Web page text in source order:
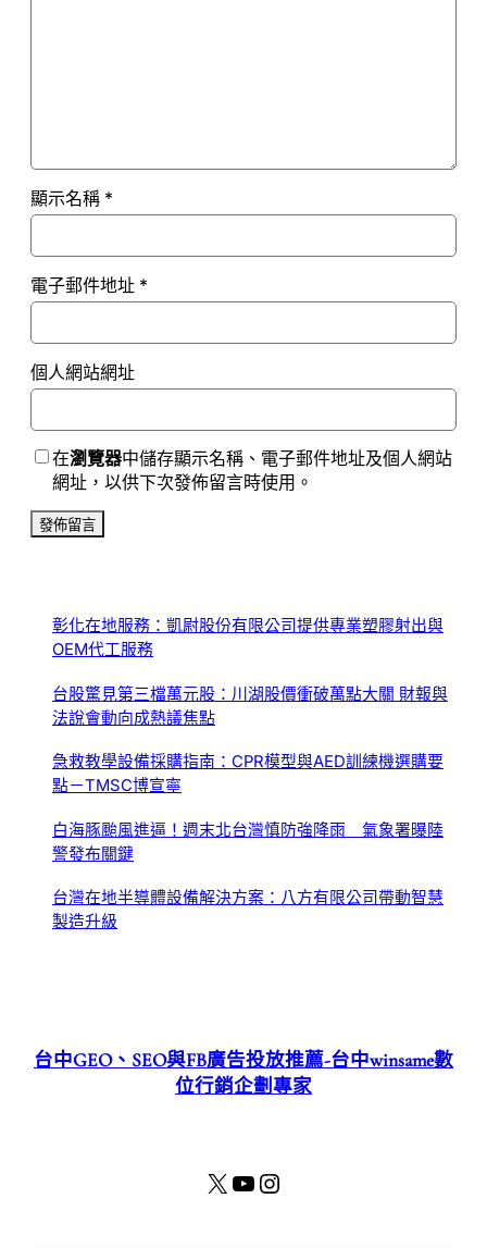
顯示名稱 *
電子郵件地址 *
個人網站網址
在瀏覽器中儲存顯示名稱、電子郵件地址及個人網站
網址，以供下次發佈留言時使用。
彰化在地服務：凱尉股份有限公司提供專業塑膠射出與
OEM代工服務
台股驚見第三檔萬元股：川湖股價衝破萬點大關 財報與
法說會動向成熱議焦點
急救教學設備採購指南：CPR模型與AED訓練機選購要
點－TMSC博宣寧
白海豚颱風進逼！週末北台灣慎防強降雨 氣象署曝陸
警發布關鍵
台灣在地半導體設備解決方案：八方有限公司帶動智慧
製造升級
台中GEO、SEO與FB廣告投放推薦-台中winsame數
位行銷企劃專家
X YouTube Instagram